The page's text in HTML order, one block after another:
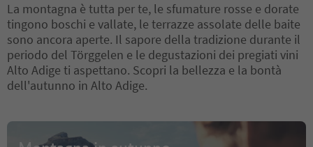
La montagna è tutta per te, le sfumature rosse e dorate
tingono boschi e vallate, le terrazze assolate delle baite
sono ancora aperte. Il sapore della tradizione durante il
periodo del Törggelen e le degustazioni dei pregiati vini
Alto Adige ti aspettano. Scopri la bellezza e la bontà
dell'autunno in Alto Adige.